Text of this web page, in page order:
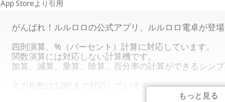
App Storeより引用
もっと見る
がんばれ！ルルロロの公式アプリ、ルルロロ電卓が登場
四則演算、%（パーセント）計算に対応しています。
関数演算には対応しない計算機です。
加算、減算、乗算、除算、百分率の計算ができるシンプ
入力桁数は12桁まで対応しています。
計算結果をスワイプすると1文字クリアします。